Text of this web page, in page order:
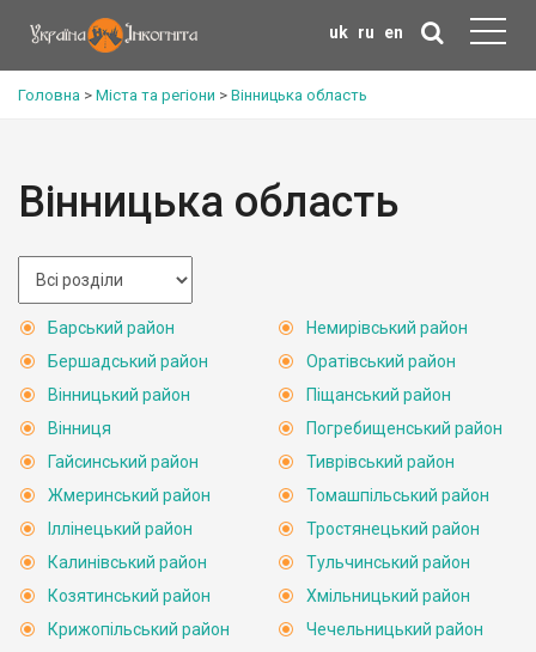
uk ru en
Головна > Міста та регіони > Вінницька область
Вінницька область
Барський район
Бершадський район
Вінницький район
Вінниця
Гайсинський район
Жмеринський район
Іллінецький район
Калинівський район
Козятинський район
Крижопільський район
Немирівський район
Оратівський район
Піщанський район
Погребищенський район
Тиврівський район
Томашпільський район
Тростянецький район
Тульчинський район
Хмільницький район
Чечельницький район